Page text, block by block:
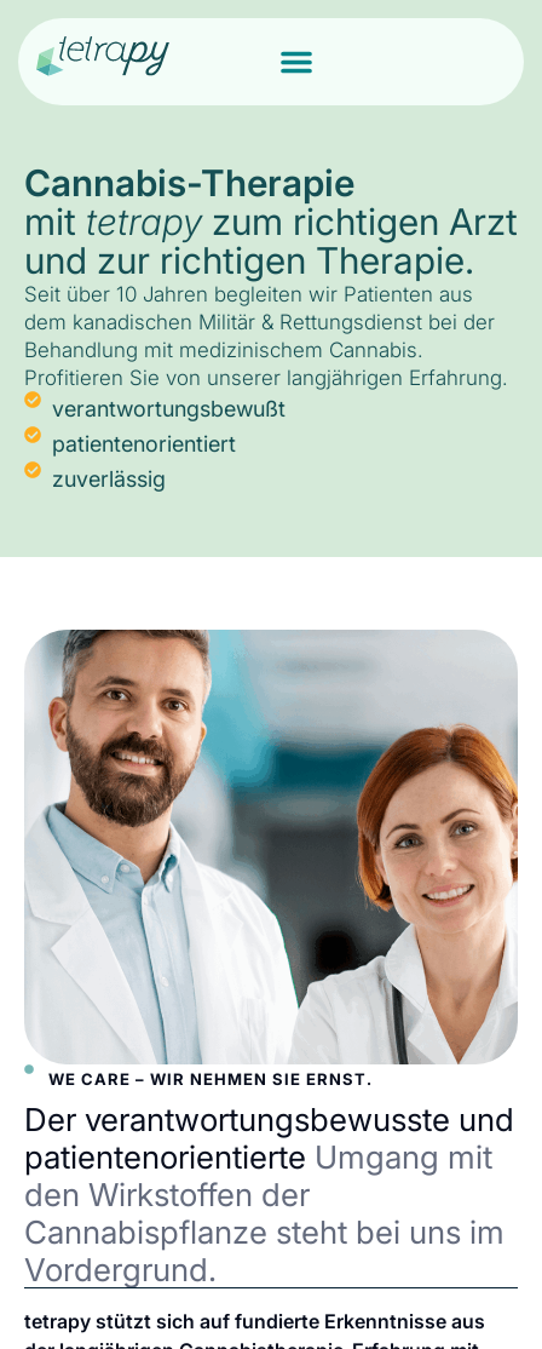
Cannabis-Therapie
mit tetrapyzum richtigen Arzt
und zur richtigen Therapie.
Seit über 10 Jahren begleiten wir Patienten aus
dem kanadischen Militär & Rettungsdienst bei der
Behandlung mit medizinischem Cannabis.
Profitieren Sie von unserer langjährigen Erfahrung.
verantwortungsbewußt
patientenorientiert
zuverlässig
WE CARE – WIR NEHMEN SIE ERNST.
Der verantwortungsbewusste und
patientenorientierte Umgang mit
den Wirkstoffen der
Cannabispflanze steht bei uns im
Vordergrund.
tetrapy stützt sich auf fundierte Erkenntnisse aus